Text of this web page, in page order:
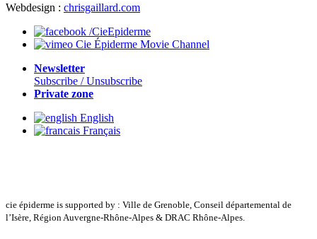
Webdesign : chrisgaillard.com
/CieEpiderme
Cie Épiderme Movie Channel
Newsletter
Subscribe / Unsubscribe
Private zone
English
Français
cie épiderme is supported by : Ville de Grenoble, Conseil départemental de
l’Isère, Région Auvergne-Rhône-Alpes & DRAC Rhône-Alpes.